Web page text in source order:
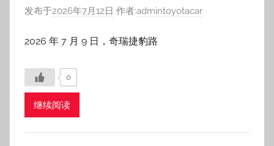
发布于2026年7月12日 作者:admintoyotacar
2026 年 7 月 9 日，奇瑞捷豹路
0
继续阅读